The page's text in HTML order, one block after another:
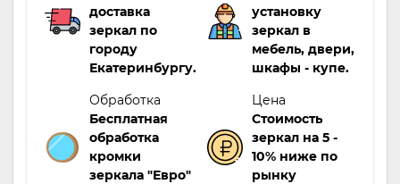
доставка
зеркал по
городу
Екатеринбургу.
установку
зеркал в
мебель, двери,
шкафы - купе.
Обработка
Бесплатная
обработка
кромки
зеркала "Евро"
Цена
Стоимость
зеркал на 5 -
10% ниже по
рынку